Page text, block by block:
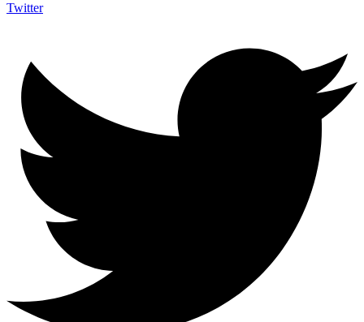
Twitter